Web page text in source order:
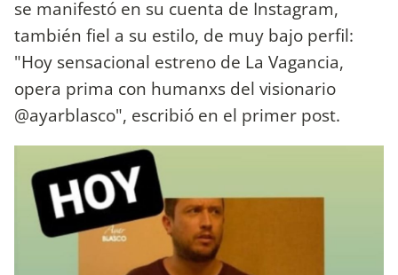
se manifestó en su cuenta de Instagram,
también fiel a su estilo, de muy bajo perfil:
"Hoy sensacional estreno de La Vagancia,
opera prima con humanxs del visionario
@ayarblasco", escribió en el primer post.